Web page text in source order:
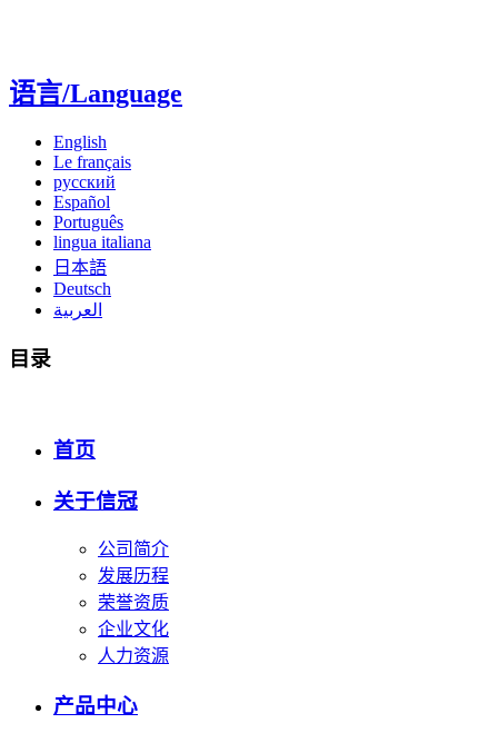
语言/Language
English
Le français
русский
Español
Português
lingua italiana
日本語
Deutsch
العربية
目录
首页
关于信冠
公司简介
发展历程
荣誉资质
企业文化
人力资源
产品中心